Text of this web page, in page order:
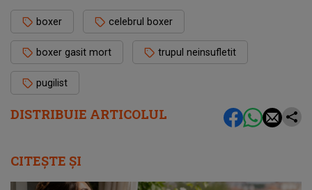
DISTRIBUIE ARTICOLUL
boxer celebrul boxer
boxer gasit mort trupul neinsufletit
pugilist
CITEȘTE ȘI